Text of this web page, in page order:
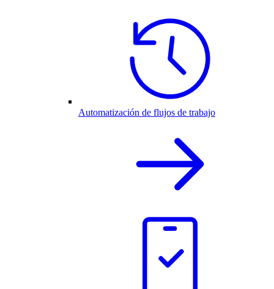
Automatización de flujos de trabajo